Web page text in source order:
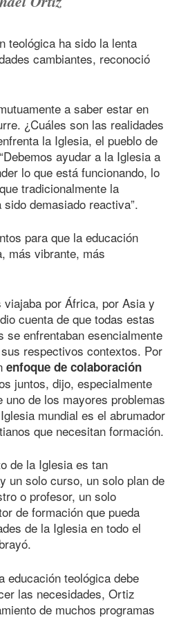
teológica ha sido la lenta
cambiantes, reconoció
a saber estar en
¿Cuáles son las realidades
la Iglesia, el pueblo de
ayudar a la Iglesia a
lo que está funcionando, lo
tradicionalmente la
demasiado reactiva”.
para que la educación
más vibrante, más
por África, por Asia y
cuenta de que todas estas
se enfrentaban esencialmente
respectivos contextos. Por
enfoque de colaboración
juntos, dijo, especialmente
uno de los mayores problemas
mundial es el abrumador
que necesitan formación.
de la Iglesia es tan
un solo curso, un solo plan de
o profesor, un solo
de formación que pueda
de la Iglesia en todo el
educación teológica debe
las necesidades, Ortiz
de muchos programas